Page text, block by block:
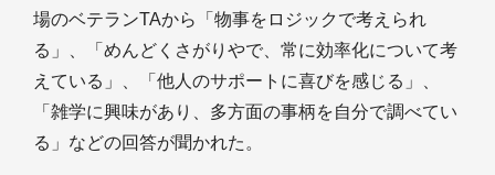
場のベテランTAから「物事をロジックで考えられ
る」、「めんどくさがりやで、常に効率化について考
えている」、「他人のサポートに喜びを感じる」、
「雑学に興味があり、多方面の事柄を自分で調べてい
る」などの回答が聞かれた。